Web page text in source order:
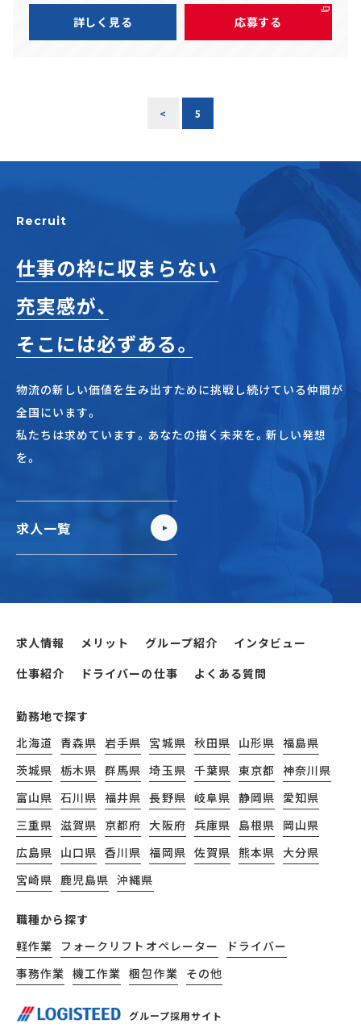
詳しく見る 応募する
< 5
Recruit
仕事の枠に収まらない
充実感が、
そこには必ずある。
物流の新しい価値を生み出すために挑戦し続けている仲間が
全国にいます。
私たちは求めています。あなたの描く未来を。新しい発想
を。
求人一覧
グループ採用サイト
求人情報 メリット グループ紹介
インタビュー
仕事紹介
ドライバーの仕事 よくある質問
勤務地で探す
北海道 青森県 岩手県 宮城県 秋田県 山形県 福島県
茨城県 栃木県 群馬県 埼玉県 千葉県 東京都 神奈川県
富山県 石川県 福井県 長野県 岐阜県 静岡県 愛知県
三重県 滋賀県 京都府 大阪府 兵庫県 島根県 岡山県
広島県 山口県 香川県 福岡県 佐賀県 熊本県 大分県
宮崎県 鹿児島県 沖縄県
職種から探す
軽作業
フォークリフトオペレーター
ドライバー
事務作業 機工作業 梱包作業 その他